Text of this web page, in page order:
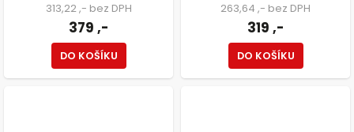
313,22 ,- bez DPH
379 ,-
DO KOŠÍKU
263,64 ,- bez DPH
319 ,-
DO KOŠÍKU